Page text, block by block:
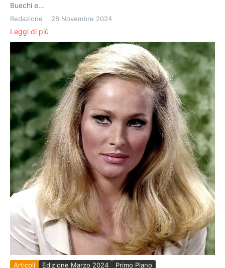
Buechi e...
Redazione 28 Novembre 2024
Leggi di più
Articoli Edizione Marzo 2024 Primo Piano